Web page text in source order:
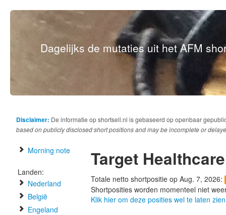
Dagelijks de mutaties uit het AFM
Disclaimer: De informatie op shortsell.nl is gebaseerd op openbaar
based on publicly disclosed short positions and may be incomplete or
Morning note
Landen:
Nederland
België
Engeland
Target
Totale netto shortpositie op Aug. 7, 2026:
Shortposities worden momenteel niet
Klik hier om deze posities wel te laten zien